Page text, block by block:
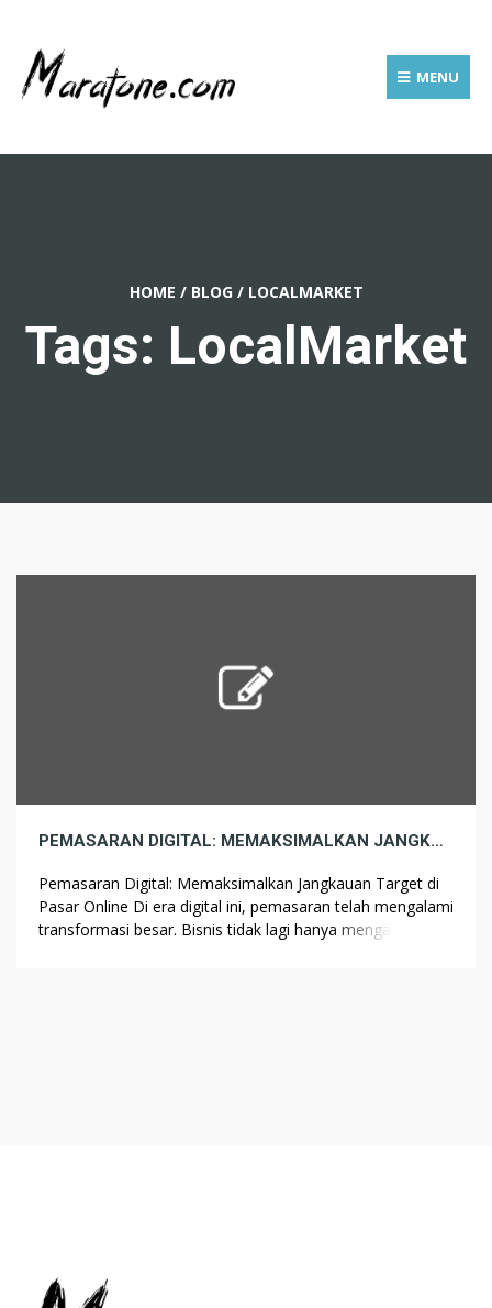
MENU
HOME / BLOG / LOCALMARKET
Tags: LocalMarket
PEMASARAN DIGITAL: MEMAKSIMALKAN JANGKAUAN TARGET DI PASAR ONLINE
Pemasaran Digital: Memaksimalkan Jangkauan Target di
Pasar Online Di era digital ini, pemasaran telah mengalami
transformasi besar. Bisnis tidak lagi hanya mengandalkan